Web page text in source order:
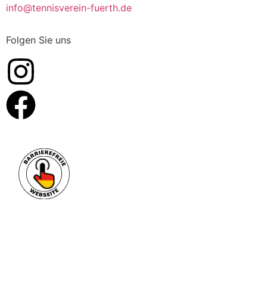
info@tennisverein-fuerth.de
Folgen Sie uns